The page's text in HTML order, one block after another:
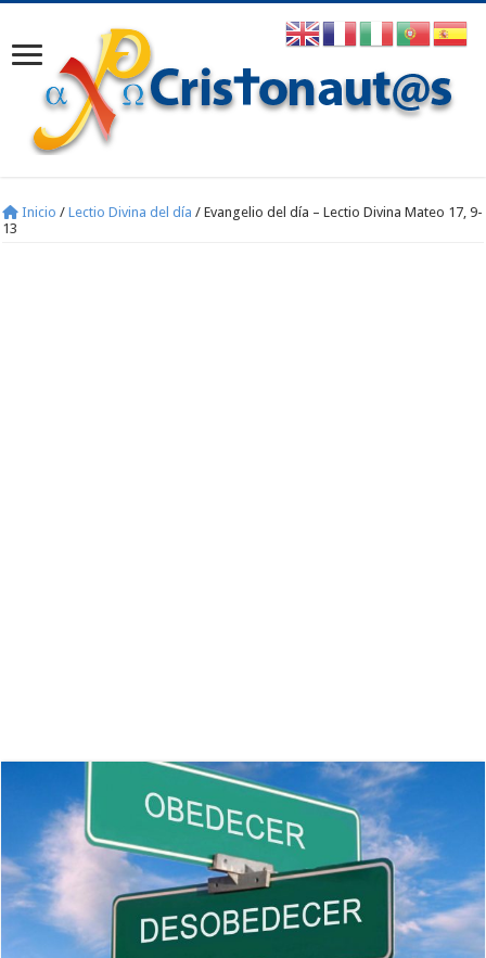
Inicio / Lectio Divina del día / Evangelio del día – Lectio Divina Mateo 17, 9-
13